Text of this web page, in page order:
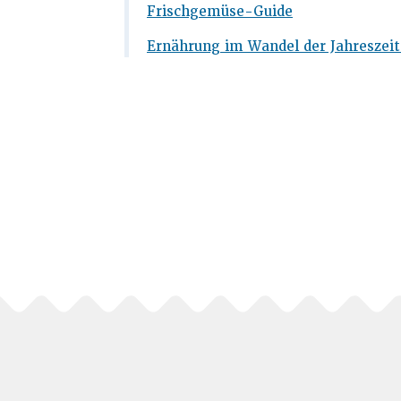
Frischgemüse-Guide
Ernährung im Wandel der